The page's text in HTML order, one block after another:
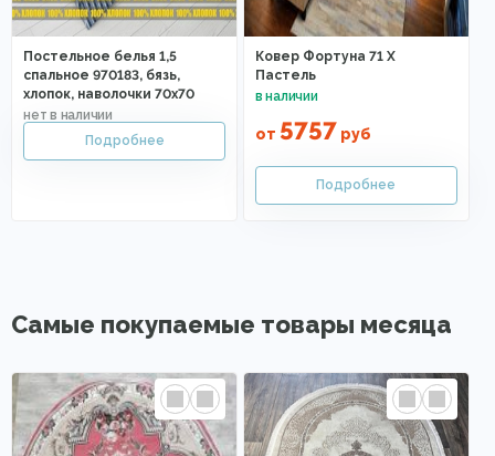
Постельное белья 1,5
спальное 970183, бязь,
хлопок, наволочки 70х70
Ковер Фортуна 71 Х
Пастель
от 5757 руб
Самые покупаемые товары месяца